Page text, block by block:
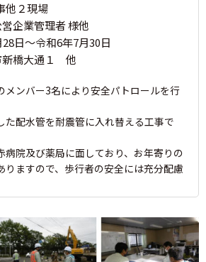
他２現場
営企業管理者 様他
28日～令和6年7月30日
新橋大通１ 他
メンバー3名により安全パトロールを行
た配水管を耐震管に入れ替える工事で
病院及び薬局に面しており、お年寄りの
りますので、歩行者の安全には充分配慮